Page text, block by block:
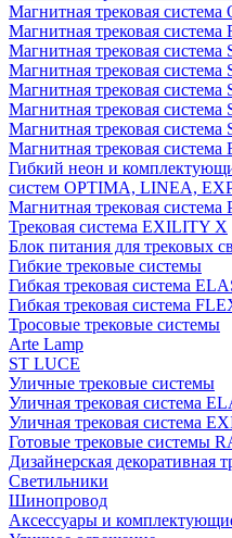
Магнитная трековая система
Магнитная трековая система
Магнитная трековая
Магнитная трековая
Магнитная трековая
Магнитная трековая
Магнитная трековая система
Магнитная трековая система
Гибкий неон и
систем OPTIMA, LINEA,
Магнитная трековая система
Трековая система EXILITY X
Блок питания для трековых
Гибкие трековые системы
Гибкая трековая система
Гибкая трековая система
Тросовые трековые системы
Arte Lamp
ST LUCE
Уличные трековые системы
Уличная трековая система
Уличная трековая система
Готовые трековые системы
Дизайнерская декоративная
Светильники
Шинопровод
Аксессуары и